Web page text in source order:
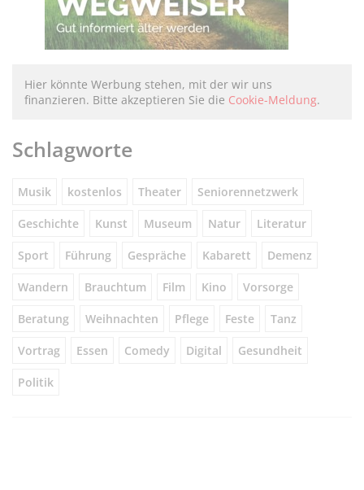
Hier könnte Werbung stehen, mit der wir uns
finanzieren. Bitte akzeptieren Sie die Cookie-Meldung.
Schlagworte
Musik kostenlos Theater Seniorennetzwerk
Geschichte Kunst Museum Natur Literatur
Sport Führung Gespräche Kabarett Demenz
Wandern Brauchtum Film Kino Vorsorge
Beratung Weihnachten Pflege Feste Tanz
Vortrag Essen Comedy Digital Gesundheit
Politik